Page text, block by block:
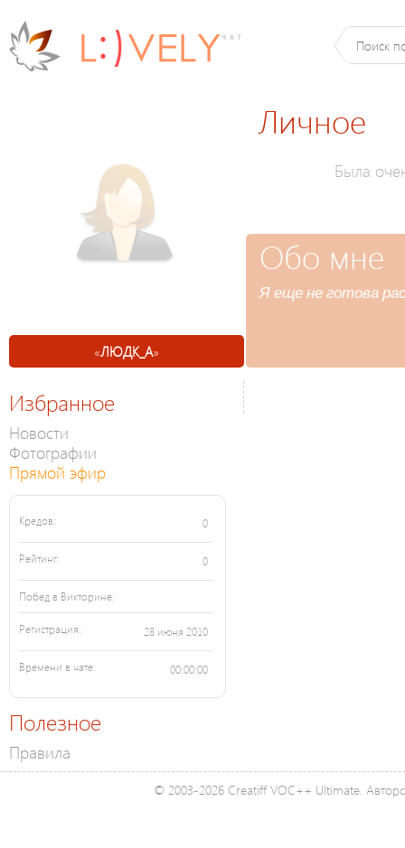
«ЛЮДК_А»
Личное
Была
Обо мне
Я еще не готова
Избранное
Новости
Фотографии
Прямой эфир
Кредов: 0
Рейтинг: 0
Побед в Викторине:
Регистрация: 28 июня 2010
Времени в чате: 00:00:00
Полезное
Правила
© 2003-2026 Creatiff VOC++ Ultimate.